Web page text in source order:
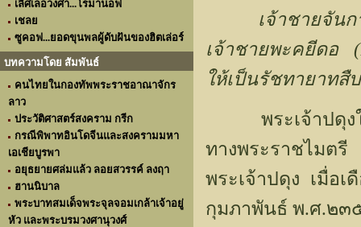
เลิศเลอวงศา...โรมานอฟ
เชลย
ซูคอฟ...ยอดขุนพลผู้ดับฝันของฮิตเล่อร์
บทความโดย สัมพันธ์
คนไทยในกองทัพพระราชอาณาจักร
ลาว
ประวัติศาสตร์สงคราม กรีก
กรณีพิพาทอินโดจีนและสงครามมหา
เอเชียบูรพา
อยุธยายศล่มแล้ว ลอยสวรรค์ ลงฤา
ฮานนิบาล
พระบาทสมเด็จพระจุลจอมเกล้าเจ้าอยู่
หัว และพระบรมวงศานุวงศ์
เจ้าชายจัน
เจ้าชายพะคยีดอ
ให้เป็นรัชทายาทสื
พระเจ้าปดุงให้
ทางพระราชไมต
พระเจ้าปดุง เมื่
กุมภาพันธ์ พ.ศ.๒๓